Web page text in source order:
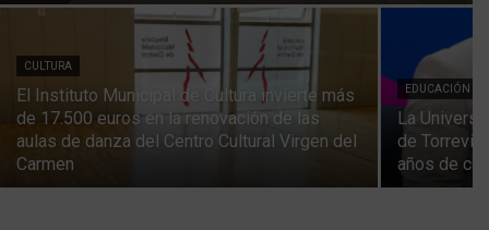
CULTURA
El Instituto Municipal de Cultura invierte más
de 17.500 euros en la renovación de las
aulas de danza del Centro Cultural Virgen del
Carmen
EDUCACIÓN
La
de
años de